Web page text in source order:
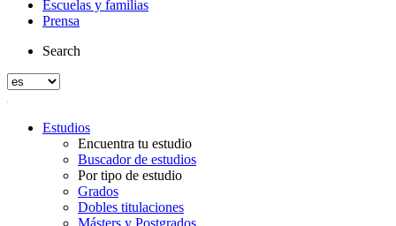
Escuelas y familias
Prensa
Search
Estudios
Encuentra tu estudio
Buscador de estudios
Por tipo de estudio
Grados
Dobles titulaciones
Másters y Postgrados